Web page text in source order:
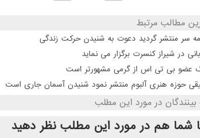
مطالب مرتبط
سر منتشر گردید دعوت به شنیدن حرکت زندگی
در شیراز کنسرت برگزار می نماید
بی تی اس از گرمی مشهورتر است
حوزه هنری آلبوم منتشر نمود شنیدن آسمان جاری است
بینندگان در مورد این مطلب
شما هم در مورد این مطلب نظر دهید